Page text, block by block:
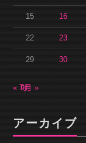
15 16
22 23
29 30
« 7月9月 »
アーカイブ